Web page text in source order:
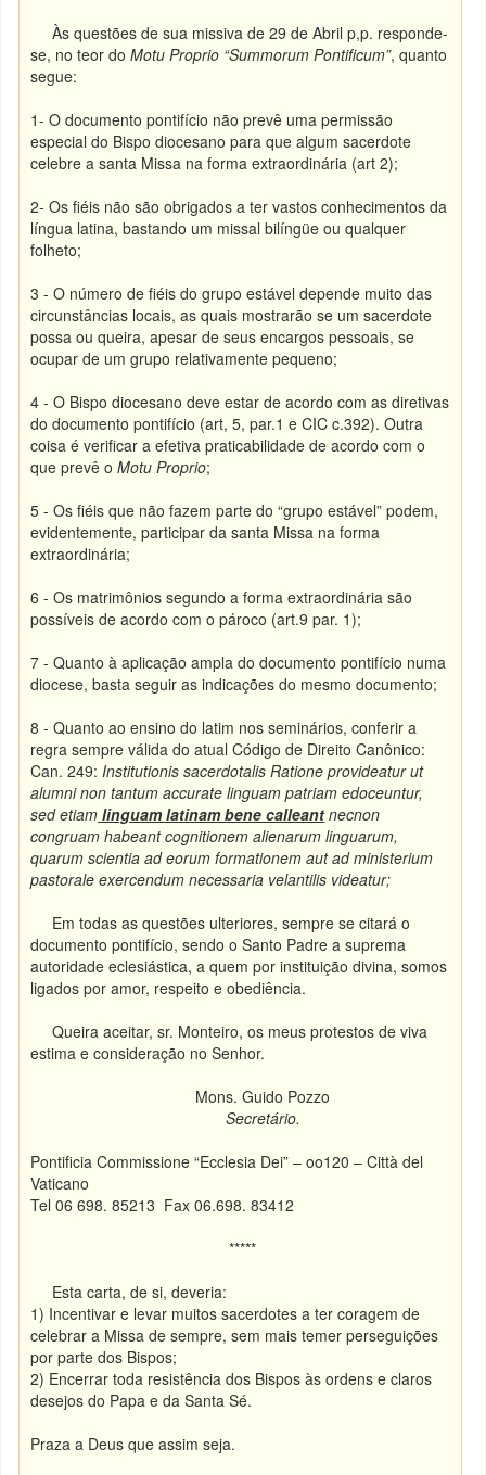
Às questões de sua missiva de 29 de Abril p,p. responde-
se, no teor doMotu Proprio “Summorum Pontificum”, quanto
segue:
1- O documento pontifício não prevê uma permissão
especial do Bispo diocesano para que algum sacerdote
celebre a santa Missa na forma extraordinária (art 2);
2- Os fiéis não são obrigados a ter vastos conhecimentos da
língua latina, bastando um missal bilíngüe ou qualquer
folheto;
3 - O número de fiéis do grupo estável depende muito das
circunstâncias locais, as quais mostrarão se um sacerdote
possa ou queira, apesar de seus encargos pessoais, se
ocupar de um grupo relativamente pequeno;
4 -O Bispo diocesano deve estar de acordo com as diretivas
do documento pontifício (art, 5, par.1 e CIC c.392). Outra
coisa é verificar a efetiva praticabilidade de acordo com o
que prevê oMotu Proprio;
5 -Os fiéis que não fazem parte do “grupo estável” podem,
evidentemente, participar da santa Missa na forma
extraordinária;
6 -Os matrimônios segundo a forma extraordinária são
possíveis de acordo com o pároco (art.9 par. 1);
7 -Quanto à aplicação ampla do documento pontifício numa
diocese, basta seguir as indicações do mesmo documento;
8 -Quanto ao ensino do latim nos seminários, conferir a
regra sempre válida do atual Código de Direito Canônico:
Can. 249:Institutionis sacerdotalis Ratione provideatur ut
alumni non tantum accurate linguam patriam edoceuntur,
sed etiam linguam latinam bene calleant necnon
congruam habeant cognitionem alienarum linguarum,
quarum scientia ad eorum formationem aut ad ministerium
pastorale exercendum necessaria velantilis videatur;
Em todas as questões ulteriores, sempre se citará o
documento pontifício, sendo o Santo Padre a suprema
autoridade eclesiástica, a quem por instituição divina, somos
ligados por amor, respeito e obediência.
Queira aceitar, sr. Monteiro, os meus protestos de viva
estima e consideração no Senhor.
Mons. Guido Pozzo
Secretário.
Pontificia Commissione “Ecclesia Dei” – oo120 – Città del
Vaticano
Tel 06 698. 85213 Fax 06.698. 83412
*****
Esta carta, de si, deveria:
1) Incentivar e levar muitos sacerdotes a ter coragem de
celebrar a Missa de sempre, sem mais temer perseguições
por parte dos Bispos;
2) Encerrar toda resistência dos Bispos às ordens e claros
desejos do Papa e da Santa Sé.
Praza a Deus que assim seja.